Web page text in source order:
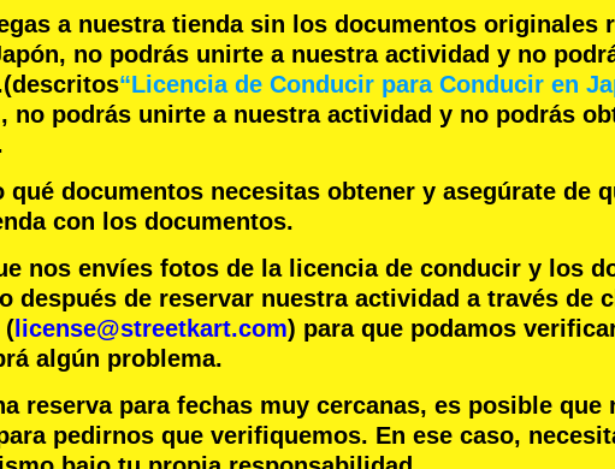
a nuestra tienda sin los documentos originales
no podrás unirte a nuestra actividad y no
(descritos“Licencia de Conducir para Conducir en
no podrás unirte a nuestra actividad y no podrás
qué documentos necesitas obtener y asegúrate de
con los documentos.
nos envíes fotos de la licencia de conducir y los
después de reservar nuestra actividad a través de
( license@streetkart.com) para que podamos
algún problema.
reserva para fechas muy cercanas, es posible que
pedirnos que verifiquemos. En ese caso,